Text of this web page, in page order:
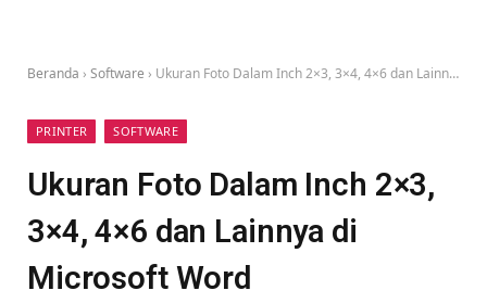
Beranda › Software › Ukuran Foto Dalam Inch 2×3, 3×4, 4×6 dan Lainnya di Microsoft Word
PRINTER SOFTWARE
Ukuran Foto Dalam Inch 2×3,
3×4, 4×6 dan Lainnya di
Microsoft Word